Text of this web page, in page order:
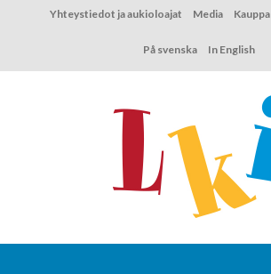
Yhteystiedot ja aukioloajat Media Kauppa
På svenska In English